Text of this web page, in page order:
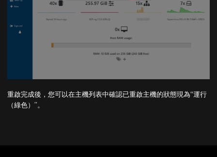
重啟完成後，您可以在主機列表中確認已重啟主機的狀態現為“運行
（綠色）”。